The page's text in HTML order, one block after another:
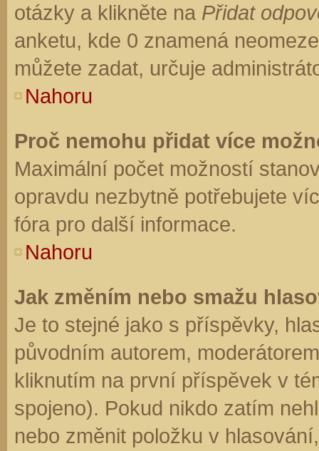
otázky a klikněte na Přidat
anketu, kde 0 znamená
můžete zadat, určuje
Nahoru
Proč nemohu přidat více
Maximální počet možností
opravdu nezbytně potřebujete
fóra pro další informace.
Nahoru
Jak změním nebo smažu
Je to stejné jako s příspěvky,
původním autorem,
kliknutím na první příspěvek v
spojeno). Pokud nikdo zatím
nebo změnit položku v